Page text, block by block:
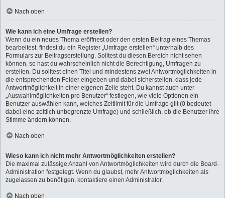
Nach oben
Wie kann ich eine Umfrage erstellen?
Wenn du ein neues Thema eröffnest oder den ersten Beitrag eines Themas
bearbeitest, findest du ein Register „Umfrage erstellen“ unterhalb des
Formulars zur Beitragserstellung. Solltest du diesen Bereich nicht sehen
können, so hast du wahrscheinlich nicht die Berechtigung, Umfragen zu
erstellen. Du solltest einen Titel und mindestens zwei Antwortmöglichkeiten in
die entsprechenden Felder eingeben und dabei sicherstellen, dass jede
Antwortmöglichkeit in einer eigenen Zeile steht. Du kannst auch unter
„Auswahlmöglichkeiten pro Benutzer“ festlegen, wie viele Optionen ein
Benutzer auswählen kann, welches Zeitlimit für die Umfrage gilt (0 bedeutet
dabei eine zeitlich unbegrenzte Umfrage) und schließlich, ob die Benutzer ihre
Stimme ändern können.
Nach oben
Wieso kann ich nicht mehr Antwortmöglichkeiten erstellen?
Die maximal zulässige Anzahl von Antwortmöglichkeiten wird durch die Board-
Administration festgelegt. Wenn du glaubst, mehr Antwortmöglichkeiten als
zugelassen zu benötigen, kontaktiere einen Administrator.
Nach oben